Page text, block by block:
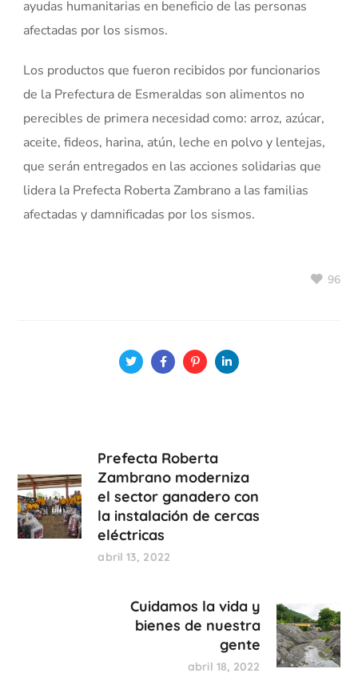
ayudas humanitarias en beneficio de las personas
afectadas por los sismos.
Los productos que fueron recibidos por funcionarios
de la Prefectura de Esmeraldas son alimentos no
perecibles de primera necesidad como: arroz, azúcar,
aceite, fideos, harina, atún, leche en polvo y lentejas,
que serán entregados en las acciones solidarias que
lidera la Prefecta Roberta Zambrano a las familias
afectadas y damnificadas por los sismos.
96
Prefecta Roberta
Zambrano moderniza
el sector ganadero con
la instalación de cercas
eléctricas
abril 13, 2022
Cuidamos la vida y
bienes de nuestra
gente
abril 18, 2022